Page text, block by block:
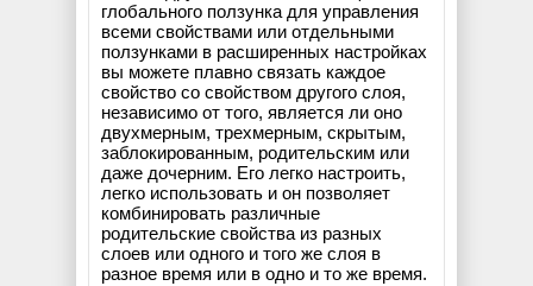
глобального ползунка для управления
всеми свойствами или отдельными
ползунками в расширенных настройках
вы можете плавно связать каждое
свойство со свойством другого слоя,
независимо от того, является ли оно
двухмерным, трехмерным, скрытым,
заблокированным, родительским или
даже дочерним. Его легко настроить,
легко использовать и он позволяет
комбинировать различные
родительские свойства из разных
слоев или одного и того же слоя в
разное время или в одно и то же время.